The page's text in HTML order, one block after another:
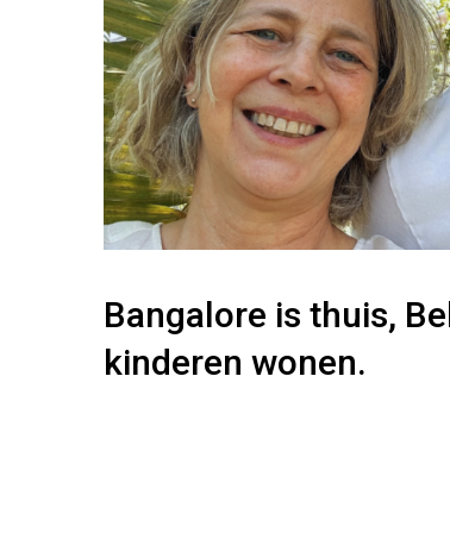
Bangalore is thuis,
kinderen wonen.